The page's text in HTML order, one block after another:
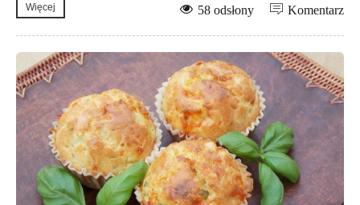
Więcej Komentarz
58 odsłony